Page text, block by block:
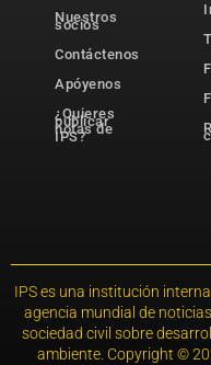
Nuestros
socios
Contáctenos
Apóyenos
¿Quieres
publicar
notas de
IPS?
IPS es una institución
agencia mundial de
sociedad civil sobre
ambiente. Copyright ©